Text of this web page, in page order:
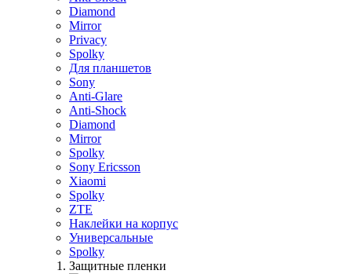
Diamond
Mirror
Privacy
Spolky
Для планшетов
Sony
Anti-Glare
Anti-Shock
Diamond
Mirror
Spolky
Sony Ericsson
Xiaomi
Spolky
ZTE
Наклейки на корпус
Универсальные
Spolky
Защитные пленки